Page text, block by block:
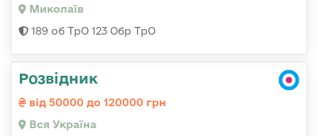
Миколаїв
189 об ТрО 123 Обр ТрО
Розвідник
від 50000 до 120000 грн
Вся Україна